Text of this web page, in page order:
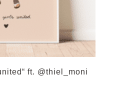
ft. @thiel_moni